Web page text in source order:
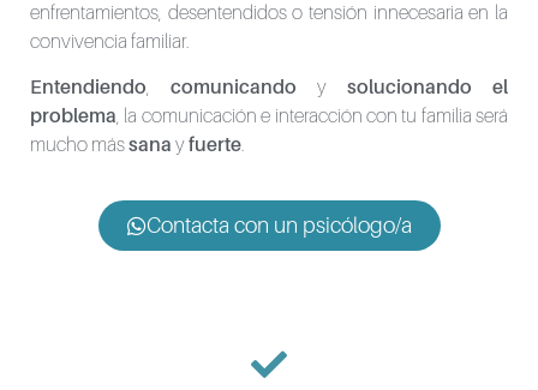
enfrentamientos, desentendidos o tensión innecesaria en la
convivencia familiar.
Entendiendo, comunicando y solucionando el
problema, la comunicación e interacción con tu familia será
mucho mássana yfuerte.
Contacta con un psicólogo/a